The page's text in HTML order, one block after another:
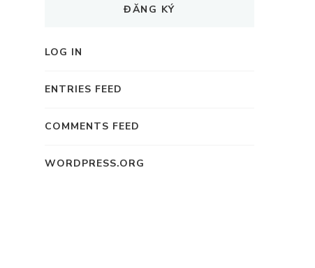
ĐĂNG KÝ
LOG IN
ENTRIES FEED
COMMENTS FEED
WORDPRESS.ORG